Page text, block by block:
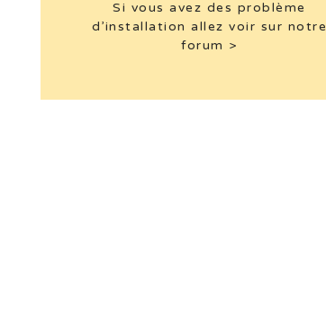
Si vous avez des problème
d’installation allez voir sur notre
forum >